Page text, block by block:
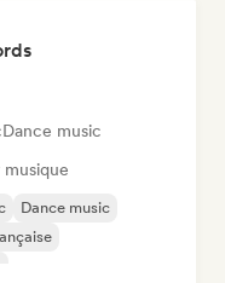
Dance music
Dance music